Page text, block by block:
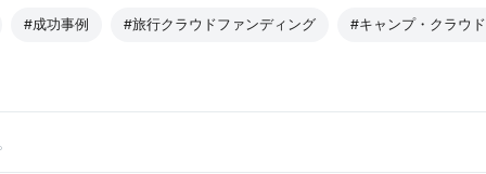
#成功事例 #旅行クラウドファンディング #キャンプ・クラウ